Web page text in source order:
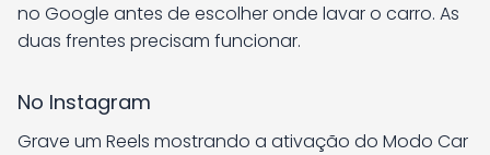
no Google antes de escolher onde lavar o carro. As
duas frentes precisam funcionar.
No Instagram
Grave um Reels mostrando a ativação do Modo Car